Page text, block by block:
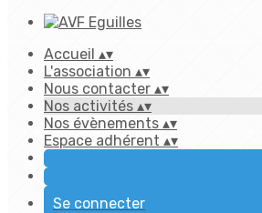
Accueil ▴▾
L'association ▴▾
Nous contacter ▴▾
Nos activités ▴▾
Nos évènements ▴▾
Espace adhérent ▴▾
Se connecter